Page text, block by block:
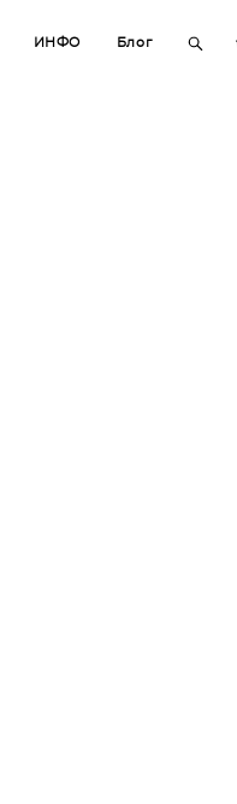
ИНФО Блог
ИНФО Блог